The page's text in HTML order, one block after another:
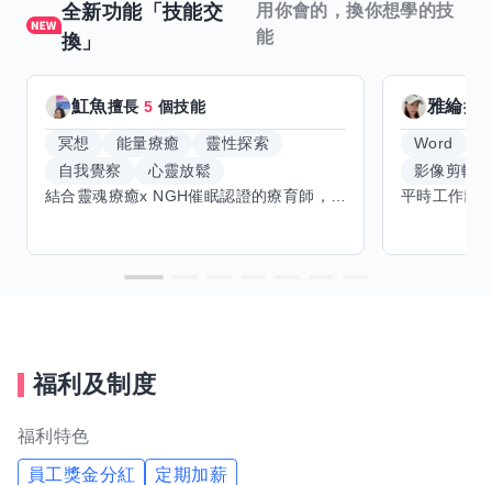
全新功能「技能交
換」
用你會的，換你想學的技
能
魟魚擅長5 個技能
冥想 能量療癒
靈性探索
自我覺察
心靈放鬆
雅綸擅
Word
影像剪輯
福利及制度
福利特色
員工獎金分紅 定期加薪